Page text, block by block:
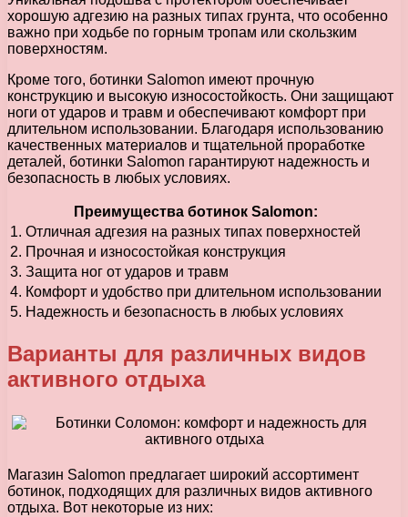
хорошую адгезию на разных типах грунта, что особенно
важно при ходьбе по горным тропам или скользким
поверхностям.
Кроме того, ботинки Salomon имеют прочную
конструкцию и высокую износостойкость. Они защищают
ноги от ударов и травм и обеспечивают комфорт при
длительном использовании. Благодаря использованию
качественных материалов и тщательной проработке
деталей, ботинки Salomon гарантируют надежность и
безопасность в любых условиях.
Преимущества ботинок Salomon:
1. Отличная адгезия на разных типах поверхностей
2. Прочная и износостойкая конструкция
3. Защита ног от ударов и травм
4. Комфорт и удобство при длительном использовании
5. Надежность и безопасность в любых условиях
Варианты для различных видов
активного отдыха
Магазин Salomon предлагает широкий ассортимент
ботинок, подходящих для различных видов активного
отдыха. Вот некоторые из них: